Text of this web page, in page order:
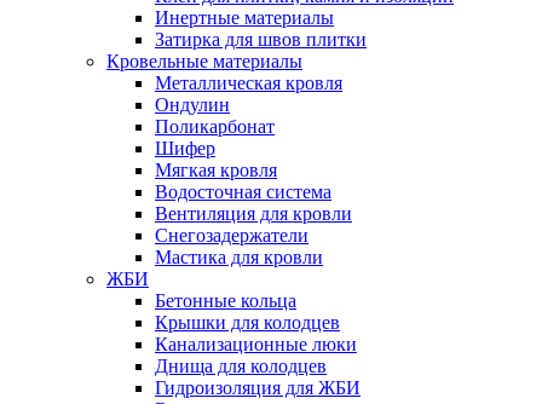
Инертные материалы
Затирка для швов плитки
Кровельные материалы
Металлическая кровля
Ондулин
Поликарбонат
Шифер
Мягкая кровля
Водосточная система
Вентиляция для кровли
Снегозадержатели
Мастика для кровли
ЖБИ
Бетонные кольца
Крышки для колодцев
Канализационные люки
Днища для колодцев
Гидроизоляция для ЖБИ